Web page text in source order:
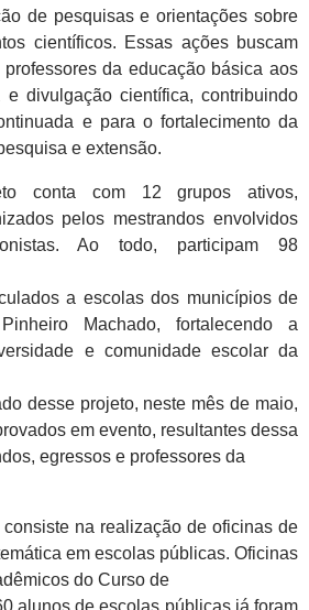
de pesquisas e orientações sobre
científicos. Essas ações buscam
da educação básica aos
divulgação científica, contribuindo
e para o fortalecimento da
e extensão.
conta com 12 grupos ativos,
pelos mestrandos envolvidos
Ao todo, participam 98
a escolas dos municípios de
Machado, fortalecendo a
e comunidade escolar da
desse projeto, neste mês de maio,
em evento, resultantes dessa
egressos e professores da
na realização de oficinas de
em escolas públicas. Oficinas
do Curso de
alunos de escolas públicas já foram